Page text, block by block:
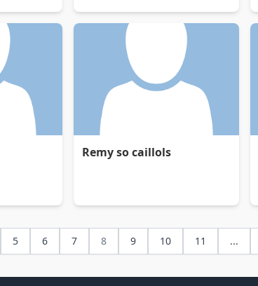
Remy so caillols
5 6 7 8 9 10 11 ...